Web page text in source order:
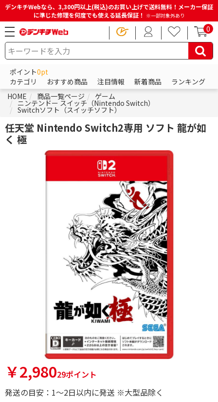
デンキチWebなら、3,300円以上(税込)のお買い上げで送料無料！メーカー保証
に準じた修理を何度でも使える延長保証！ ※一部対象外あり
0
ポイント0pt
カテゴリ
おすすめ商品 注目情報 新着商品
ランキング
HOME
商品一覧ページ ゲーム
ニンテンドー スイッチ（Nintendo Switch）
Switchソフト（スイッチソフト）
任天堂 Nintendo Switch2専用 ソフト 龍が如
く 極
￥2,98029ポイント
発送の目安：1～2日以内に発送 ※大型品除く